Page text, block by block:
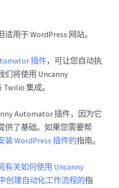
用于 WordPress 网站。
插件，可让您自动执
们将使用 Uncanny
集成。
Automator 插件，因为它
供了基础。如果您需要帮
装 WordPress 插件的指南。
有关如何使用 Uncanny
创建自动化工作流程的指